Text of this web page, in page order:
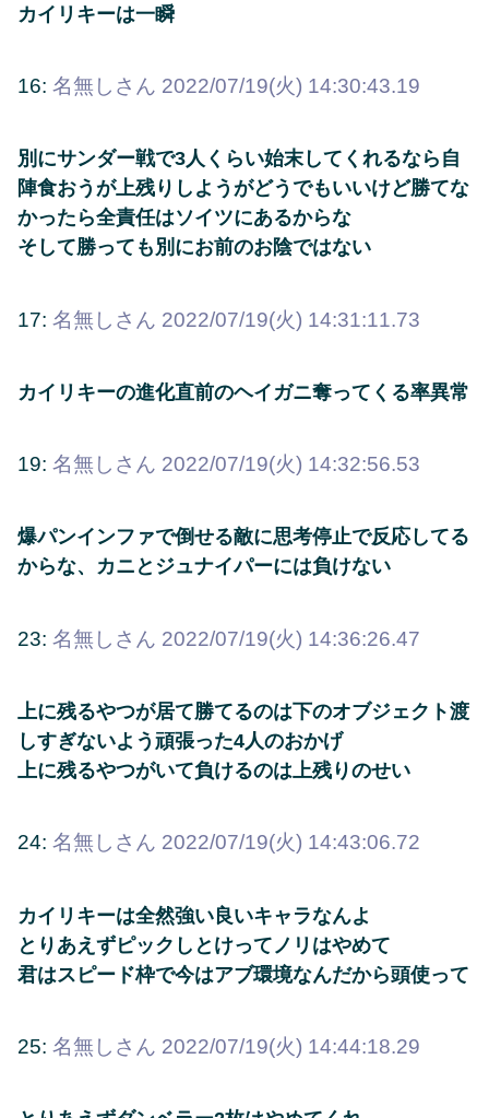
カイリキーは一瞬
16: 名無しさん 2022/07/19(火) 14:30:43.19
別にサンダー戦で3人くらい始末してくれるなら自
陣食おうが上残りしようがどうでもいいけど勝てな
かったら全責任はソイツにあるからな
そして勝っても別にお前のお陰ではない
17: 名無しさん 2022/07/19(火) 14:31:11.73
カイリキーの進化直前のヘイガニ奪ってくる率異常
19: 名無しさん 2022/07/19(火) 14:32:56.53
爆パンインファで倒せる敵に思考停止で反応してる
からな、カニとジュナイパーには負けない
23: 名無しさん 2022/07/19(火) 14:36:26.47
上に残るやつが居て勝てるのは下のオブジェクト渡
しすぎないよう頑張った4人のおかげ
上に残るやつがいて負けるのは上残りのせい
24: 名無しさん 2022/07/19(火) 14:43:06.72
カイリキーは全然強い良いキャラなんよ
とりあえずピックしとけってノリはやめて
君はスピード枠で今はアブ環境なんだから頭使って
25: 名無しさん 2022/07/19(火) 14:44:18.29